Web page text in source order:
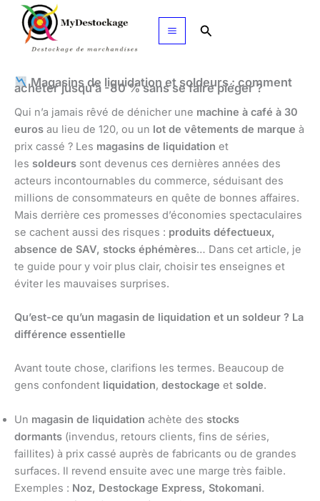
Aller
contenu
Rechercher
Magasins de liquidation et soldeurs : comment
acheter jusqu’à -80 % sans se faire piéger ?
Qui n’a jamais rêvé de dénicher une machine à café à 30
euros au lieu de 120, ou un lot de vêtements de marque à
prix cassé ? Les magasins de liquidation et
les soldeurs sont devenus ces dernières années des
acteurs incontournables du commerce, séduisant des
millions de consommateurs en quête de bonnes affaires.
Mais derrière ces promesses d’économies spectaculaires
se cachent aussi des risques : produits défectueux,
absence de SAV, stocks éphémères… Dans cet article, je
te guide pour y voir plus clair, choisir tes enseignes et
éviter les mauvaises surprises.
Qu’est-ce qu’un magasin de liquidation et un soldeur ? La
différence essentielle
Avant toute chose, clarifions les termes. Beaucoup de
gens confondent liquidation, destockage et solde.
Un magasin de liquidation achète des stocks
dormants (invendus, retours clients, fins de séries,
faillites) à prix cassé auprès de fabricants ou de grandes
surfaces. Il revend ensuite avec une marge très faible.
Exemples : Noz, Destockage Express, Stokomani.